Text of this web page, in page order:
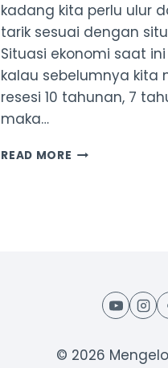
kadang kita perlu ulur
tarik sesuai dengan
Situasi ekonomi saat
kalau sebelumnya kita
resesi 10 tahunan, 7
maka…
READ MORE STRATEGI
© 2026